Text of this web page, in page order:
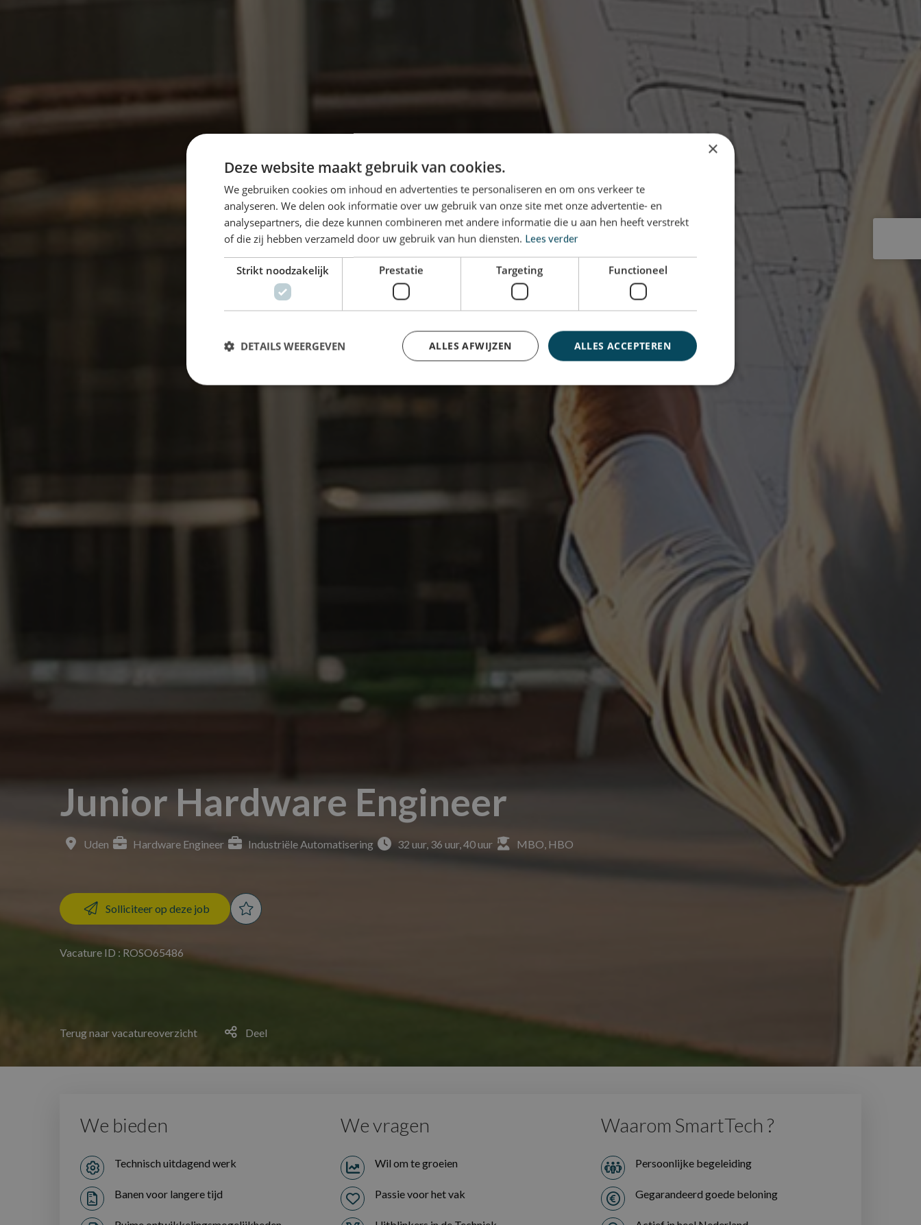
Junior Hardware Engineer
Uden Hardware Engineer Industriële Automatisering 32 uur, 36 uur, 40 uur MBO, HBO
Solliciteer op deze job
Vacature ID : ROSO65486
Terug naar vacatureoverzicht Deel
We bieden
Technisch uitdagend werk
Banen voor langere tijd
We vragen
Wil om te groeien
Passie voor het vak
Waarom SmartTech ?
Persoonlijke begeleiding
Gegarandeerd goede beloning
×
Deze website maakt gebruik van cookies.
We gebruiken cookies om inhoud en advertenties te personaliseren en om ons verkeer te
analyseren. We delen ook informatie over uw gebruik van onze site met onze advertentie- en
analysepartners, die deze kunnen combineren met andere informatie die u aan hen heeft verstrekt
of die zij hebben verzameld door uw gebruik van hun diensten. Lees verder
Strikt noodzakelijk Prestatie Targeting Functioneel
ALLES ACCEPTEREN
ALLES AFWIJZEN
DETAILS WEERGEVEN